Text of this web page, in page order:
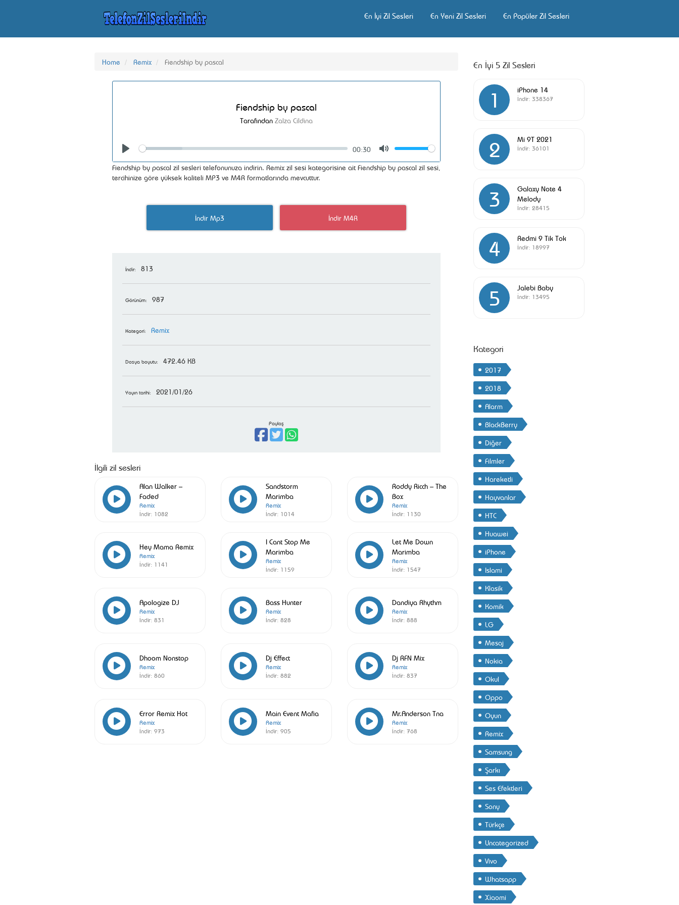
En İyi Zil Sesleri En Yeni Zil Sesleri En Popüler Zil Sesleri
Home Remix Fiendship by pascal
Fiendship by pascal
Tarafından Zalza Cildina
Seek
00:30
Volume
Fiendship by pascal zil sesleri telefonunuza indirin. Remix zil sesi kategorisine ait Fiendship by pascal zil sesi,
tercihinize göre yüksek kaliteli MP3 ve M4R formatlarında mevcuttur.
İndir Mp3 İndir M4R
İndir: 813
Görünüm: 987
Kategori: Remix
Dosya boyutu: 472.46 KB
Yayın tarihi: 2021/01/26
Paylaş
İlgili zil sesleri
Alan Walker –
Faded
Remix
İndir: 1082
Sandstorm
Marimba
Remix
İndir: 1014
Roddy Ricch – The
Box
Remix
İndir: 1130
Hey Mama Remix
Remix
İndir: 1141
I Cant Stop Me
Marimba
Remix
İndir: 1159
Let Me Down
Marimba
Remix
İndir: 1547
Apologize DJ
Remix
İndir: 831
Bass Hunter
Remix
İndir: 828
Dandiya Rhythm
Remix
İndir: 888
Dhoom Nonstop
Remix
İndir: 860
Dj Effect
Remix
İndir: 882
Dj RFN Mix
Remix
İndir: 837
Error Remix Hot
Remix
İndir: 973
Main Event Mafia
Remix
İndir: 905
Mr.Anderson Tna
Remix
İndir: 768
En İyi 5 Zil Sesleri
1 iPhone 14
İndir: 338367
2 Mi 9T 2021
İndir: 36101
3
Galaxy Note 4
Melody
İndir: 28415
4 Redmi 9 Tik Tok
İndir: 18997
5 Jalebi Baby
İndir: 13495
Kategori
2017
2018
Alarm
BlackBerry
Diğer
Filmler
Hareketli
Hayvanlar
HTC
Huawei
iPhone
Islami
Klasik
Komik
LG
Mesaj
Nokia
Okul
Oppo
Oyun
Remix
Samsung
Şarkı
Ses Efektleri
Sony
Türkçe
Uncategorized
Vivo
Whatsapp
Xiaomi